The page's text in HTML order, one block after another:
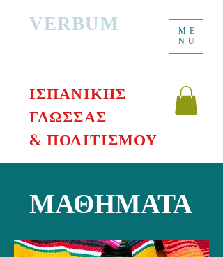
VERBUM
ΙΣΠΑΝΙΚΗΣ
ΓΛΩΣΣΑΣ
& ΠΟΛΙΤΙΣΜΟΥ
ME
NU
ΜΑΘΗΜΑΤΑ